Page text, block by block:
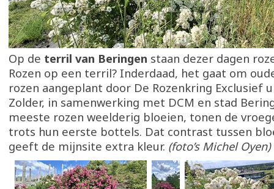
Op de terril van Beringen staan dezer dagen
Rozen op een terril? Inderdaad, het gaat om
rozen aangeplant door De Rozenkring Exclusief
Zolder, in samenwerking met DCM en stad
meeste rozen weelderig bloeien, tonen de
trots hun eerste bottels. Dat contrast tussen
geeft de mijnsite extra kleur. (foto’s Michel Oyen)